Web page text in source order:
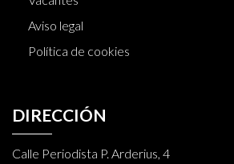
Aviso legal
Política de cookies
DIRECCIÓN
Calle Periodista P. Arderius, 4